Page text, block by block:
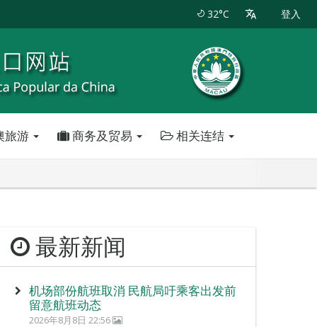
32°C 登入
旅游 商务及贸易 相关连结
最新新闻
机场部份航班取消 民航局吁乘客出发前
留意航班动态
2026年8月8日 22:56